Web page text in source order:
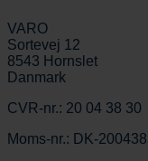
VARO
Sortevej 12
8543 Hornslet
Danmark
CVR-nr.: 20 04 38 30
Moms-nr.: DK-